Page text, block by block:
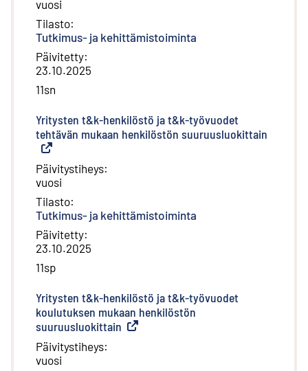
vuosi
Tilasto:
Tutkimus- ja kehittämistoiminta
Päivitetty:
23.10.2025
11sn
Yritysten t&k-henkilöstö ja t&k-työvuodet
tehtävän mukaan henkilöstön suuruusluokittain
Päivitystiheys:
vuosi
Tilasto:
Tutkimus- ja kehittämistoiminta
Päivitetty:
23.10.2025
11sp
Yritysten t&k-henkilöstö ja t&k-työvuodet
koulutuksen mukaan henkilöstön
suuruusluokittain Ulkoinen linkki
Päivitystiheys:
vuosi